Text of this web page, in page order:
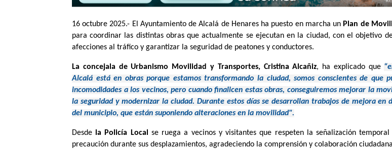
16 octubre 2025.- El Ayuntamiento de Alcalá de Henares ha puesto en marcha un Plan de
para coordinar las distintas obras que actualmente se ejecutan en la ciudad, con el objetivo
afecciones al tráfico y garantizar la seguridad de peatones y conductores.
La concejala de Urbanismo Movilidad y Transportes, Cristina Alcañiz, ha explicado que
Alcalá está en obras porque estamos transformando la ciudad, somos conscientes de que
incomodidades a los vecinos, pero cuando finalicen estas obras, conseguiremos mejorar la
la seguridad y modernizar la ciudad. Durante estos días se desarrollan trabajos de mejora en
del municipio, que están suponiendo alteraciones en la movilidad".
Desde la Policía Local
se ruega a vecinos y visitantes que respeten la señalización
precaución durante sus desplazamientos, agradeciendo la comprensión y colaboración